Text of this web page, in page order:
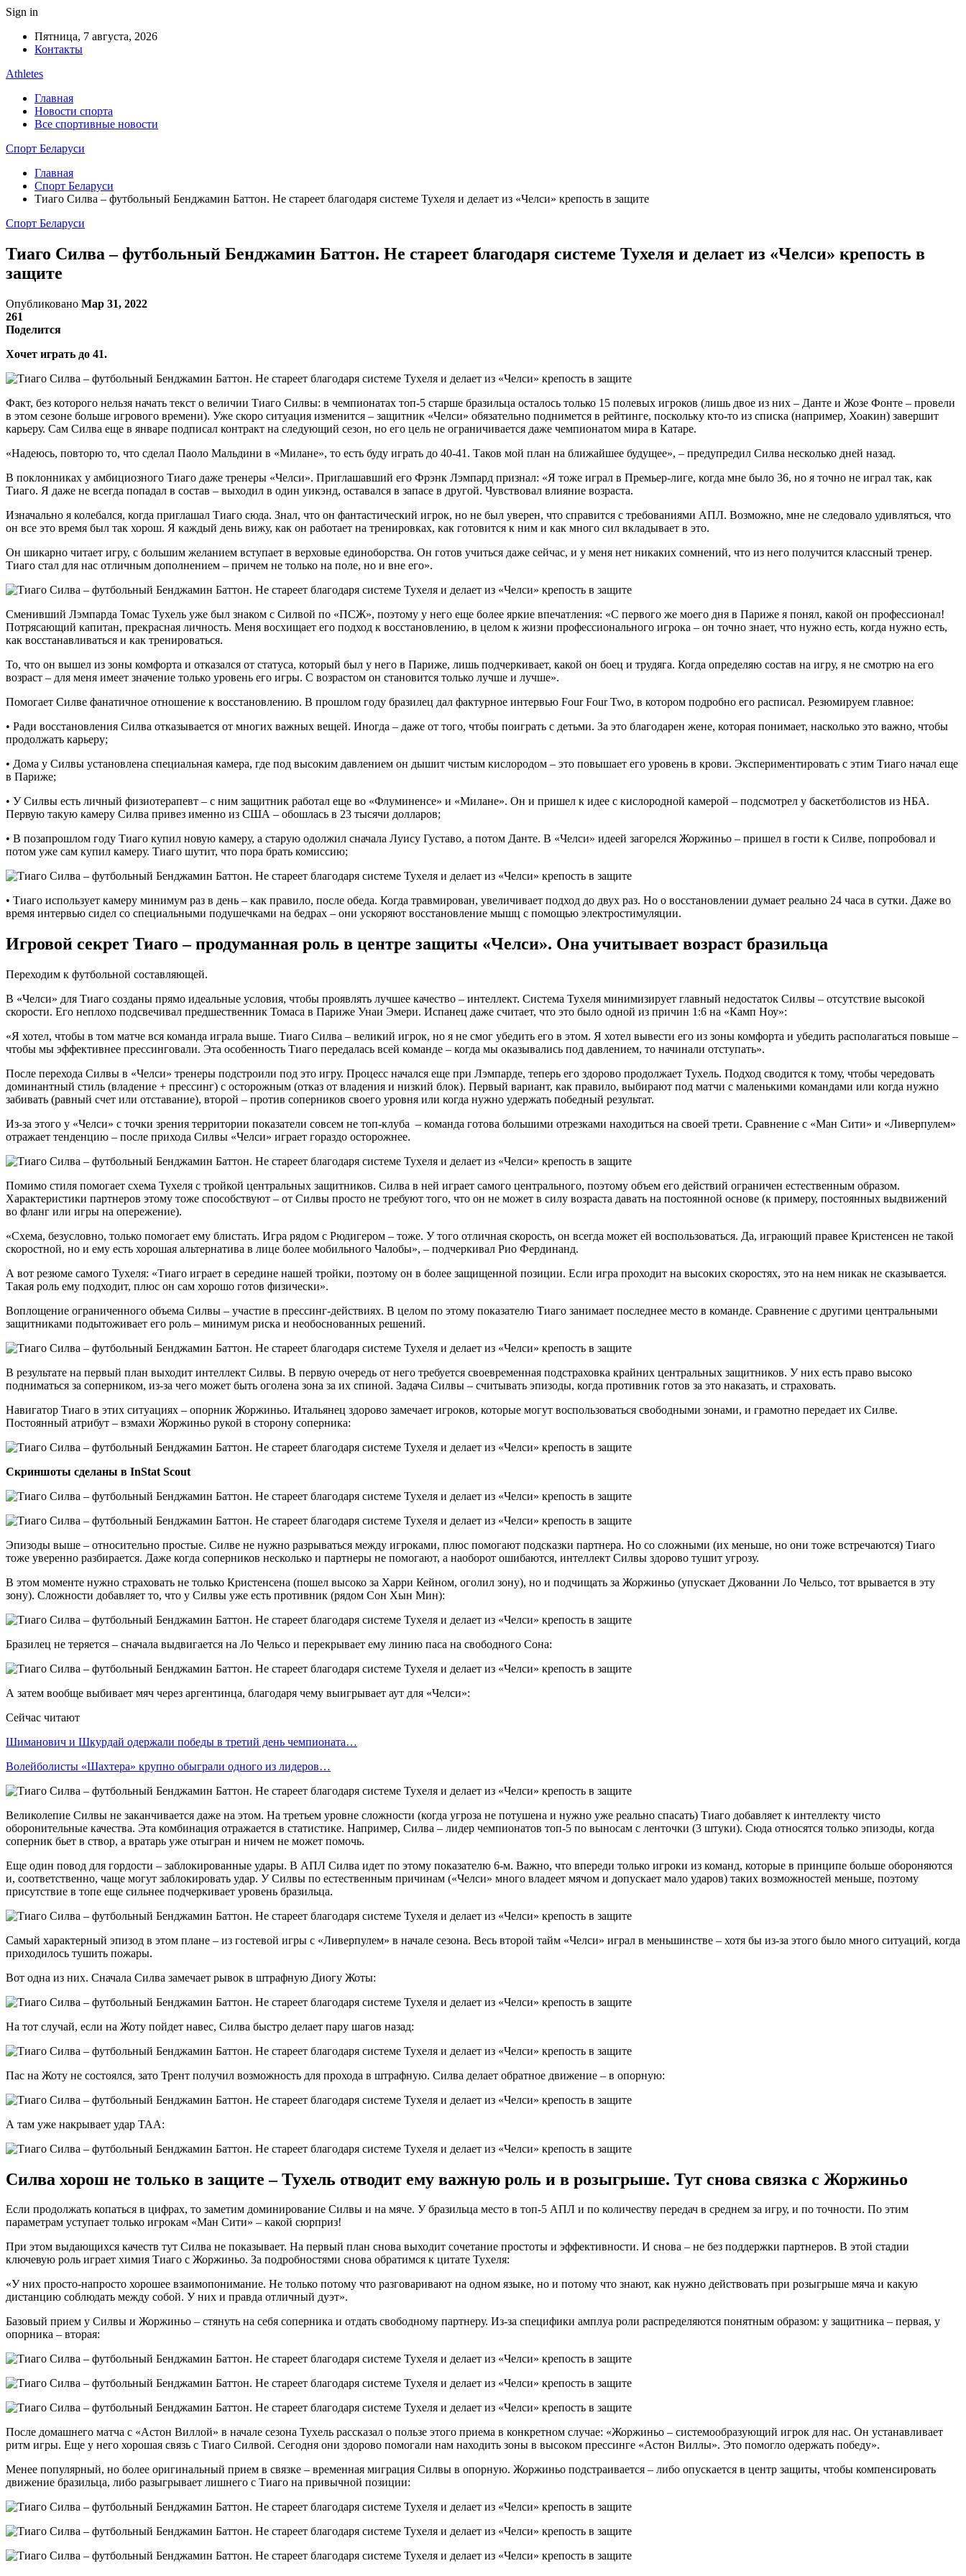
Sign in
Пятница, 7 августа, 2026
Контакты
Athletes
Главная
Новости спорта
Все спортивные новости
Спорт Беларуси
Главная
Спорт Беларуси
Тиаго Силва – футбольный Бенджамин Баттон. Не стареет благодаря системе Тухеля и делает из «Челси» крепость в защите
Спорт Беларуси
Тиаго Силва – футбольный Бенджамин Баттон. Не стареет благодаря системе Тухеля и делает из «Челси» крепость в
защите
Опубликовано Мар 31, 2022
261
Поделится
Хочет играть до 41.
Факт, без которого нельзя начать текст о величии Тиаго Силвы: в чемпионатах топ-5 старше бразильца осталось только 15 полевых игроков (лишь двое из них – Данте и Жозе Фонте – провели
в этом сезоне больше игрового времени). Уже скоро ситуация изменится – защитник «Челси» обязательно поднимется в рейтинге, поскольку кто-то из списка (например, Хоакин) завершит
карьеру. Сам Силва еще в январе подписал контракт на следующий сезон, но его цель не ограничивается даже чемпионатом мира в Катаре.
«Надеюсь, повторю то, что сделал Паоло Мальдини в «Милане», то есть буду играть до 40-41. Таков мой план на ближайшее будущее», – предупредил Силва несколько дней назад.
В поклонниках у амбициозного Тиаго даже тренеры «Челси». Приглашавший его Фрэнк Лэмпард признал: «Я тоже играл в Премьер-лиге, когда мне было 36, но я точно не играл так, как
Тиаго. Я даже не всегда попадал в состав – выходил в один уикэнд, оставался в запасе в другой. Чувствовал влияние возраста.
Изначально я колебался, когда приглашал Тиаго сюда. Знал, что он фантастический игрок, но не был уверен, что справится с требованиями АПЛ. Возможно, мне не следовало удивляться, что
он все это время был так хорош. Я каждый день вижу, как он работает на тренировках, как готовится к ним и как много сил вкладывает в это.
Он шикарно читает игру, с большим желанием вступает в верховые единоборства. Он готов учиться даже сейчас, и у меня нет никаких сомнений, что из него получится классный тренер.
Тиаго стал для нас отличным дополнением – причем не только на поле, но и вне его».
Сменивший Лэмпарда Томас Тухель уже был знаком с Силвой по «ПСЖ», поэтому у него еще более яркие впечатления: «С первого же моего дня в Париже я понял, какой он профессионал!
Потрясающий капитан, прекрасная личность. Меня восхищает его подход к восстановлению, в целом к жизни профессионального игрока – он точно знает, что нужно есть, когда нужно есть,
как восстанавливаться и как тренироваться.
То, что он вышел из зоны комфорта и отказался от статуса, который был у него в Париже, лишь подчеркивает, какой он боец и трудяга. Когда определяю состав на игру, я не смотрю на его
возраст – для меня имеет значение только уровень его игры. С возрастом он становится только лучше и лучше».
Помогает Силве фанатичное отношение к восстановлению. В прошлом году бразилец дал фактурное интервью Four Four Two, в котором подробно его расписал. Резюмируем главное:
• Ради восстановления Силва отказывается от многих важных вещей. Иногда – даже от того, чтобы поиграть с детьми. За это благодарен жене, которая понимает, насколько это важно, чтобы
продолжать карьеру;
• Дома у Силвы установлена специальная камера, где под высоким давлением он дышит чистым кислородом – это повышает его уровень в крови. Экспериментировать с этим Тиаго начал еще
в Париже;
• У Силвы есть личный физиотерапевт – с ним защитник работал еще во «Флуминенсе» и «Милане». Он и пришел к идее с кислородной камерой – подсмотрел у баскетболистов из НБА.
Первую такую камеру Силва привез именно из США – обошлась в 23 тысячи долларов;
• В позапрошлом году Тиаго купил новую камеру, а старую одолжил сначала Луису Густаво, а потом Данте. В «Челси» идеей загорелся Жоржиньо – пришел в гости к Силве, попробовал и
потом уже сам купил камеру. Тиаго шутит, что пора брать комиссию;
• Тиаго использует камеру минимум раз в день – как правило, после обеда. Когда травмирован, увеличивает подход до двух раз. Но о восстановлении думает реально 24 часа в сутки. Даже во
время интервью сидел со специальными подушечками на бедрах – они ускоряют восстановление мышц с помощью электростимуляции.
Игровой секрет Тиаго – продуманная роль в центре защиты «Челси». Она учитывает возраст бразильца
Переходим к футбольной составляющей.
В «Челси» для Тиаго созданы прямо идеальные условия, чтобы проявлять лучшее качество – интеллект. Система Тухеля минимизирует главный недостаток Силвы – отсутствие высокой
скорости. Его неплохо подсвечивал предшественник Томаса в Париже Унаи Эмери. Испанец даже считает, что это было одной из причин 1:6 на «Камп Ноу»:
«Я хотел, чтобы в том матче вся команда играла выше. Тиаго Силва – великий игрок, но я не смог убедить его в этом. Я хотел вывести его из зоны комфорта и убедить располагаться повыше –
чтобы мы эффективнее прессинговали. Эта особенность Тиаго передалась всей команде – когда мы оказывались под давлением, то начинали отступать».
После перехода Силвы в «Челси» тренеры подстроили под это игру. Процесс начался еще при Лэмпарде, теперь его здорово продолжает Тухель. Подход сводится к тому, чтобы чередовать
доминантный стиль (владение + прессинг) с осторожным (отказ от владения и низкий блок). Первый вариант, как правило, выбирают под матчи с маленькими командами или когда нужно
забивать (равный счет или отставание), второй – против соперников своего уровня или когда нужно удержать победный результат.
Из-за этого у «Челси» с точки зрения территории показатели совсем не топ-клуба – команда готова большими отрезками находиться на своей трети. Сравнение с «Ман Сити» и «Ливерпулем»
отражает тенденцию – после прихода Силвы «Челси» играет гораздо осторожнее.
Помимо стиля помогает схема Тухеля с тройкой центральных защитников. Силва в ней играет самого центрального, поэтому объем его действий ограничен естественным образом.
Характеристики партнеров этому тоже способствуют – от Силвы просто не требуют того, что он не может в силу возраста давать на постоянной основе (к примеру, постоянных выдвижений
во фланг или игры на опережение).
«Схема, безусловно, только помогает ему блистать. Игра рядом с Рюдигером – тоже. У того отличная скорость, он всегда может ей воспользоваться. Да, играющий правее Кристенсен не такой
скоростной, но и ему есть хорошая альтернатива в лице более мобильного Чалобы», – подчеркивал Рио Фердинанд.
А вот резюме самого Тухеля: «Тиаго играет в середине нашей тройки, поэтому он в более защищенной позиции. Если игра проходит на высоких скоростях, это на нем никак не сказывается.
Такая роль ему подходит, плюс он сам хорошо готов физически».
Воплощение ограниченного объема Силвы – участие в прессинг-действиях. В целом по этому показателю Тиаго занимает последнее место в команде. Сравнение с другими центральными
защитниками подытоживает его роль – минимум риска и необоснованных решений.
В результате на первый план выходит интеллект Силвы. В первую очередь от него требуется своевременная подстраховка крайних центральных защитников. У них есть право высоко
подниматься за соперником, из-за чего может быть оголена зона за их спиной. Задача Силвы – считывать эпизоды, когда противник готов за это наказать, и страховать.
Навигатор Тиаго в этих ситуациях – опорник Жоржиньо. Итальянец здорово замечает игроков, которые могут воспользоваться свободными зонами, и грамотно передает их Силве.
Постоянный атрибут – взмахи Жоржиньо рукой в сторону соперника:
Скриншоты сделаны в InStat Scout
Эпизоды выше – относительно простые. Силве не нужно разрываться между игроками, плюс помогают подсказки партнера. Но со сложными (их меньше, но они тоже встречаются) Тиаго
тоже уверенно разбирается. Даже когда соперников несколько и партнеры не помогают, а наоборот ошибаются, интеллект Силвы здорово тушит угрозу.
В этом моменте нужно страховать не только Кристенсена (пошел высоко за Харри Кейном, оголил зону), но и подчищать за Жоржиньо (упускает Джованни Ло Чельсо, тот врывается в эту
зону). Сложности добавляет то, что у Силвы уже есть противник (рядом Сон Хын Мин):
Бразилец не теряется – сначала выдвигается на Ло Чельсо и перекрывает ему линию паса на свободного Сона:
А затем вообще выбивает мяч через аргентинца, благодаря чему выигрывает аут для «Челси»:
Сейчас читают
Шиманович и Шкурдай одержали победы в третий день чемпионата…
Волейболисты «Шахтера» крупно обыграли одного из лидеров…
Великолепие Силвы не заканчивается даже на этом. На третьем уровне сложности (когда угроза не потушена и нужно уже реально спасать) Тиаго добавляет к интеллекту чисто
оборонительные качества. Эта комбинация отражается в статистике. Например, Силва – лидер чемпионатов топ-5 по выносам с ленточки (3 штуки). Сюда относятся только эпизоды, когда
соперник бьет в створ, а вратарь уже отыгран и ничем не может помочь.
Еще один повод для гордости – заблокированные удары. В АПЛ Силва идет по этому показателю 6-м. Важно, что впереди только игроки из команд, которые в принципе больше обороняются
и, соответственно, чаще могут заблокировать удар. У Силвы по естественным причинам («Челси» много владеет мячом и допускает мало ударов) таких возможностей меньше, поэтому
присутствие в топе еще сильнее подчеркивает уровень бразильца.
Самый характерный эпизод в этом плане – из гостевой игры с «Ливерпулем» в начале сезона. Весь второй тайм «Челси» играл в меньшинстве – хотя бы из-за этого было много ситуаций, когда
приходилось тушить пожары.
Вот одна из них. Сначала Силва замечает рывок в штрафную Диогу Жоты:
На тот случай, если на Жоту пойдет навес, Силва быстро делает пару шагов назад:
Пас на Жоту не состоялся, зато Трент получил возможность для прохода в штрафную. Силва делает обратное движение – в опорную:
А там уже накрывает удар ТАА:
Силва хорош не только в защите – Тухель отводит ему важную роль и в розыгрыше. Тут снова связка с Жоржиньо
Если продолжать копаться в цифрах, то заметим доминирование Силвы и на мяче. У бразильца место в топ-5 АПЛ и по количеству передач в среднем за игру, и по точности. По этим
параметрам уступает только игрокам «Ман Сити» – какой сюрприз!
При этом выдающихся качеств тут Силва не показывает. На первый план снова выходит сочетание простоты и эффективности. И снова – не без поддержки партнеров. В этой стадии
ключевую роль играет химия Тиаго с Жоржиньо. За подробностями снова обратимся к цитате Тухеля:
«У них просто-напросто хорошее взаимопонимание. Не только потому что разговаривают на одном языке, но и потому что знают, как нужно действовать при розыгрыше мяча и какую
дистанцию соблюдать между собой. У них и правда отличный дуэт».
Базовый прием у Силвы и Жоржиньо – стянуть на себя соперника и отдать свободному партнеру. Из-за специфики амплуа роли распределяются понятным образом: у защитника – первая, у
опорника – вторая:
После домашнего матча с «Астон Виллой» в начале сезона Тухель рассказал о пользе этого приема в конкретном случае: «Жоржиньо – системообразующий игрок для нас. Он устанавливает
ритм игры. Еще у него хорошая связь с Тиаго Силвой. Сегодня они здорово помогали нам находить зоны в высоком прессинге «Астон Виллы». Это помогло одержать победу».
Менее популярный, но более оригинальный прием в связке – временная миграция Силвы в опорную. Жоржиньо подстраивается – либо опускается в центр защиты, чтобы компенсировать
движение бразильца, либо разыгрывает лишнего с Тиаго на привычной позиции: